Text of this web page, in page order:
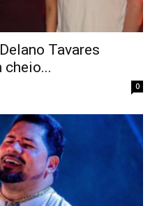
Tavares
cheio...
0